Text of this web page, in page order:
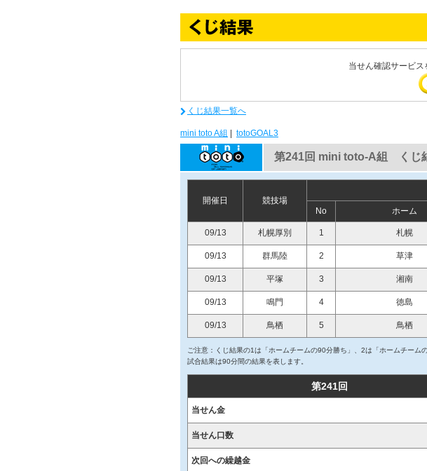
当せん確認サービス
くじ結果一覧へ
mini toto A組 totoGOAL3
第241回 mini toto-A組 くじ
開催日 競技場
No ホーム
09/13 札幌厚別 1 札幌
09/13 群馬陸 2 草津
09/13 平塚 3 湘南
09/13 鳴門 4 徳島
09/13 鳥栖 5 鳥栖
ご注意：くじ結果の1は「ホームチームの90分勝ち」、2は「ホームチーム
試合結果は90分間の結果を表します。
第241回
当せん金
当せん口数
次回への繰越金